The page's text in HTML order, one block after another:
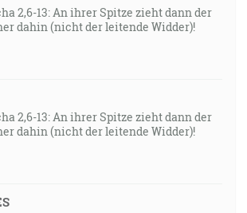
2,6-13: An ihrer Spitze zieht dann der
dahin (nicht der leitende Widder)!
2,6-13: An ihrer Spitze zieht dann der
dahin (nicht der leitende Widder)!